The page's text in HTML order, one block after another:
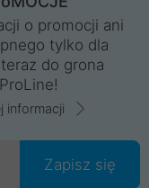
Działamy
Posiadamy siedzibę
kraju. Cała
jest
albo laptopa w
komputerowe
o promocji ani
tylko dla
do grona
informacji
Zapisz się